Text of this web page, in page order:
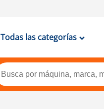
Todas las categorías